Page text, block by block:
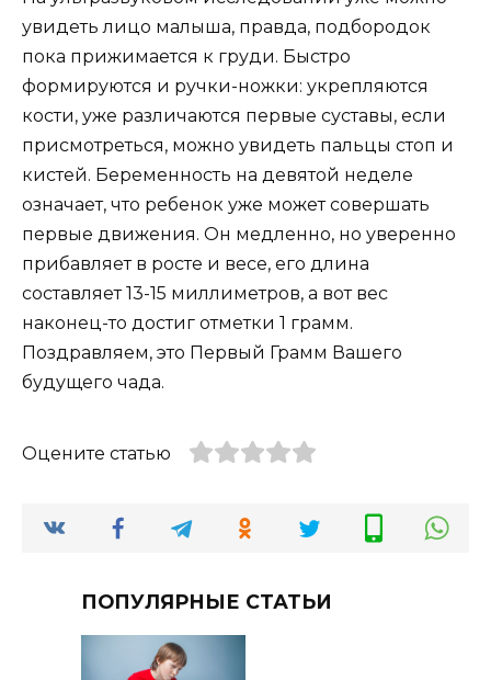
увидеть лицо малыша, правда, подбородок
пока прижимается к груди. Быстро
формируются и ручки-ножки: укрепляются
кости, уже различаются первые суставы, если
присмотреться, можно увидеть пальцы стоп и
кистей. Беременность на девятой неделе
означает, что ребенок уже может совершать
первые движения. Он медленно, но уверенно
прибавляет в росте и весе, его длина
составляет 13-15 миллиметров, а вот вес
наконец-то достиг отметки 1 грамм.
Поздравляем, это Первый Грамм Вашего
будущего чада.
Оцените статью
ПОПУЛЯРНЫЕ СТАТЬИ